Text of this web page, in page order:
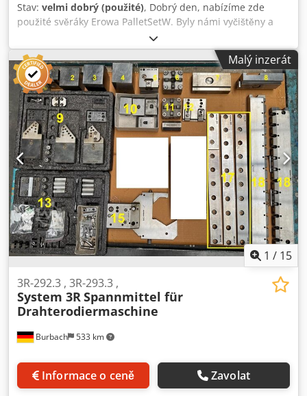
Stav: velmi dobrý (použité), Dobrý den, nabízíme zde
použité svěráky Erowa PalletSetW. Byly námi vyčištěny a
zkontrolovány. ER-025895 Svěrák Paletová sada W 40 mm
ER-054922 Plochý svěrák 8mm PaletSet W ER-055774
Svěrák 0-170 mm Kromě toho byl proveden funkční test.
Svěráky nesou mírné stopy používání a jsou technicky ve
velmi dobrém stavu. Je možné i individuální přijetí. K
dispozici jsou také náhradní díly. Máte nějaké otázky? Pak
jsme vám k dispozici. Codpfx Aoitcq Topioha
Malý inzerát
1 / 15
Burbach 533 km
3R-292.3 , 3R-293.3 ,
System 3R Spannmittel für
Drahterodiermaschine
Informace o ceně Zavolat